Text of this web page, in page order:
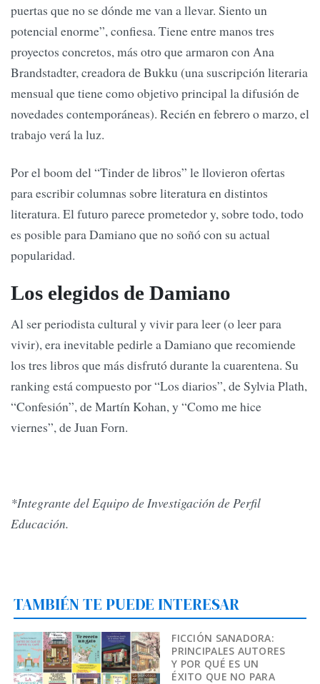
puertas que no se dónde me van a llevar. Siento un
potencial enorme”, confiesa. Tiene entre manos tres
proyectos concretos, más otro que armaron con Ana
Brandstadter, creadora de Bukku (una suscripción literaria
mensual que tiene como objetivo principal la difusión de
novedades contemporáneas). Recién en febrero o marzo, el
trabajo verá la luz.
Por el boom del “Tinder de libros” le llovieron ofertas
para escribir columnas sobre literatura en distintos
literatura. El futuro parece prometedor y, sobre todo, todo
es posible para Damiano que no soñó con su actual
popularidad.
Los elegidos de Damiano
Al ser periodista cultural y vivir para leer (o leer para
vivir), era inevitable pedirle a Damiano que recomiende
los tres libros que más disfrutó durante la cuarentena. Su
ranking está compuesto por “Los diarios”, de Sylvia Plath,
“Confesión”, de Martín Kohan, y “Como me hice
viernes”, de Juan Forn.
*Integrante del Equipo de Investigación de Perfil
Educación.
TAMBIÉN TE PUEDE INTERESAR
FICCIÓN SANADORA:
PRINCIPALES AUTORES
Y POR QUÉ ES UN
ÉXITO QUE NO PARA